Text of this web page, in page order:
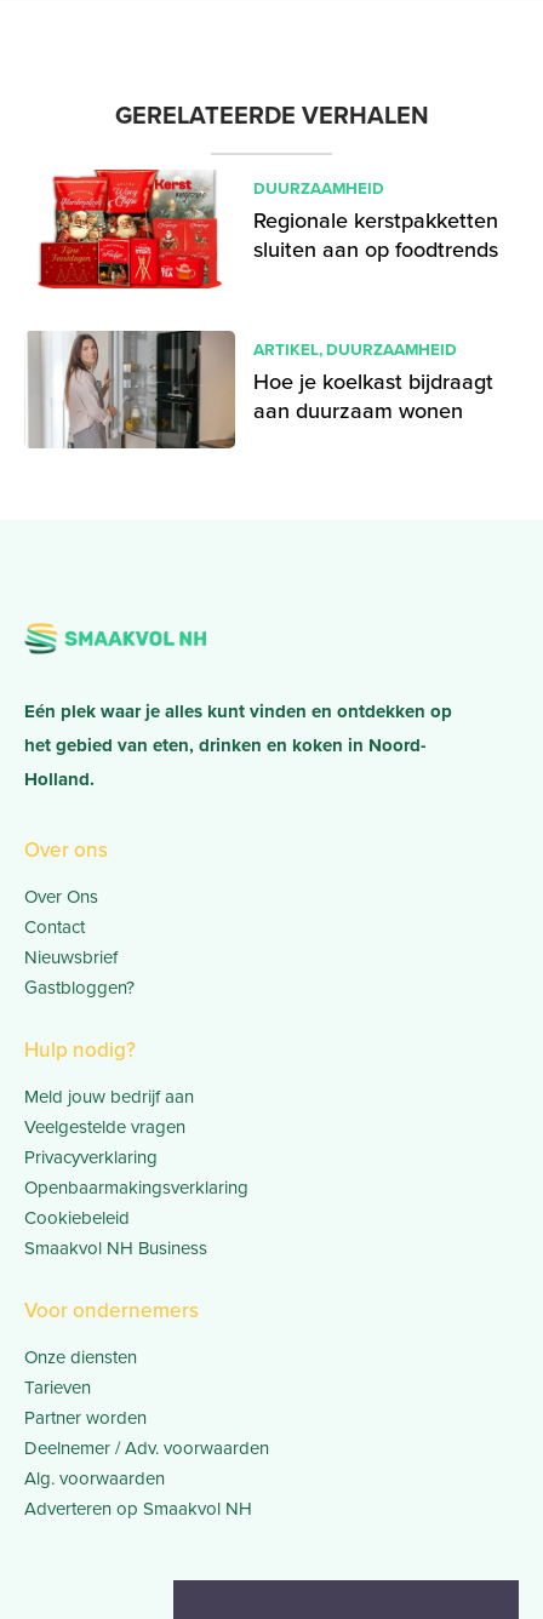
GERELATEERDE VERHALEN
DUURZAAMHEID
Regionale kerstpakketten
sluiten aan op foodtrends
ARTIKEL,DUURZAAMHEID
Hoe je koelkast bijdraagt
aan duurzaam wonen
Eén plek waar je alles kunt vinden en ontdekken op
het gebied van eten, drinken en koken in Noord-
Holland.
Over ons
Over Ons
Contact
Nieuwsbrief
Gastbloggen?
Hulp nodig?
Meld jouw bedrijf aan
Veelgestelde vragen
Privacyverklaring
Openbaarmakingsverklaring
Cookiebeleid
Smaakvol NH Business
Voor ondernemers
Onze diensten
Tarieven
Partner worden
Deelnemer / Adv. voorwaarden
Alg. voorwaarden
Adverteren op Smaakvol NH